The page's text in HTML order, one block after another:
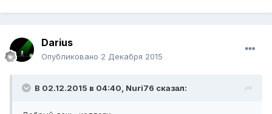
Darius
Опубликовано 2 Декабря 2015
В 02.12.2015 в 04:40, Nuri76 сказал: